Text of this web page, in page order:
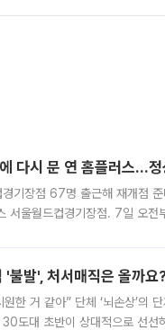
다시 문 연 홈플러스…정
경기장점 67명 출근해 재개점
서울월드컵경기장점. 7일 오
'불발', 처서매직은 올까
원한 거 같아” 단체 ‘뇌손상’의
도대 초반이 상대적으로 선선